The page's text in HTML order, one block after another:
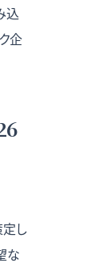
込
企
し
な